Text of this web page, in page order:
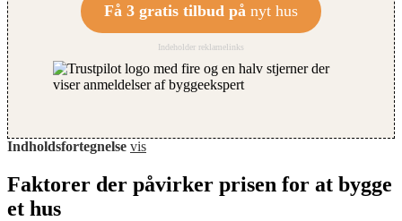
Få 3 gratis tilbud på nyt hus
Indeholder reklamelinks
Indholdsfortegnelse vis
Faktorer der påvirker prisen for at bygge
et hus